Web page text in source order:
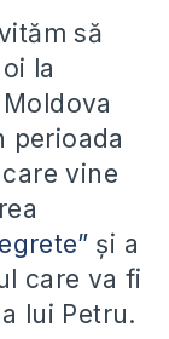
să
la
perioada
vine
și a
care va fi
lui Petru.